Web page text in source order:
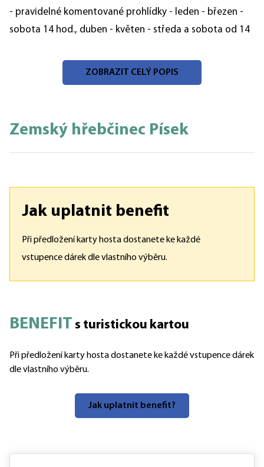
- pravidelné komentované prohlídky - leden - březen -
sobota 14 hod., duben - květen - středa a sobota od 14
- mimořádné prohlídky na objednávku pro min. 10 osob,
3 dny předem
ZOBRAZIT CELÝ POPIS
Zemský hřebčinec Písek
Jak uplatnit benefit
Při předložení karty hosta dostanete ke každé
vstupence dárek dle vlastního výběru.
BENEFIT s turistickou kartou
Při předložení karty hosta dostanete ke každé vstupence dárek
dle vlastního výběru.
Jak uplatnit benefit?